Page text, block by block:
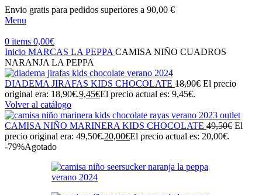
Envio gratis para pedidos superiores a 90,00 €
Menu
0 items 0,00€
Inicio MARCAS LA PEPPA CAMISA NIÑO CUADROS
NARANJA LA PEPPA
DIADEMA JIRAFAS KIDS CHOCOLATE 18,90€ El precio
original era: 18,90€.9,45€El precio actual es: 9,45€.
Volver al catálogo
CAMISA NIÑO MARINERA KIDS CHOCOLATE 49,50€ El
precio original era: 49,50€.20,00€El precio actual es: 20,00€.
-79%Agotado